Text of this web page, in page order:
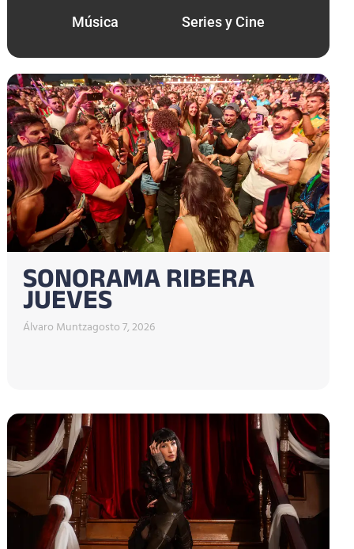
Música
Series y Cine
SONORAMA RIBERA
JUEVES
Álvaro Muntzagosto 7, 2026